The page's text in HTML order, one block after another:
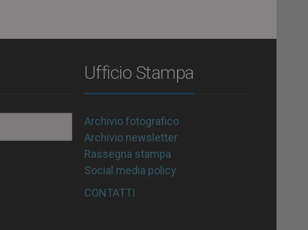
Ufficio Stampa
Archivio fotografico
Archivio newsletter
Rassegna stampa
Social media policy
CONTATTI